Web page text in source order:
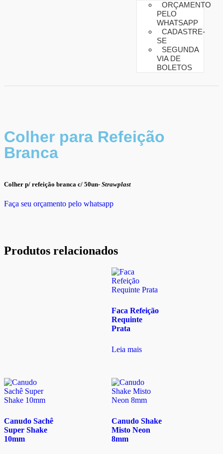
ORÇAMENTO
PELO
WHATSAPP
CADASTRE-
SE
SEGUNDA
VIA DE
BOLETOS
Colher para Refeição
Branca
Colher p/ refeição branca c/ 50un- Strawplast
Faça seu orçamento pelo whatsapp
Produtos relacionados
Faca Refeição
Requinte
Prata
Leia mais
Canudo Sachê
Super Shake
10mm
Canudo Shake
Misto Neon
8mm